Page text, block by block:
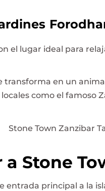
el lugar ideal para
transforma en un
como el famoso
Stone
entrada principal a la